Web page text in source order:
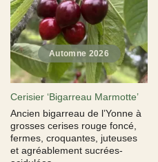
Cerisier ‘Bigarreau Marmotte’
Ancien bigarreau de l’Yonne à
grosses cerises rouge foncé,
fermes, croquantes, juteuses
et agréablement sucrées-